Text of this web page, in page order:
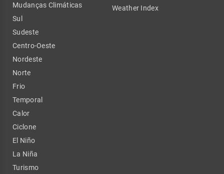
Mudanças Climáticas
Sul
Sudeste
Centro-Oeste
Nordeste
Norte
Frio
Temporal
Calor
Ciclone
El Niño
La Niña
Turismo
Weather Index